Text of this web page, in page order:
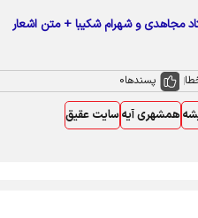
مجاهدی و شهرام شکیبا + متن اشعار
پسندها0
همشهری آیه سایت عقیق